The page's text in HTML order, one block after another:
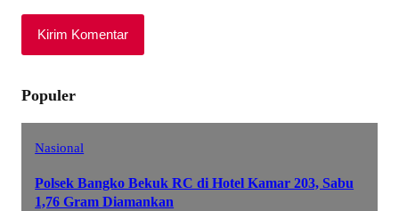
Populer
Nasional
Polsek Bangko Bekuk RC di Hotel Kamar 203, Sabu
1,76 Gram Diamankan